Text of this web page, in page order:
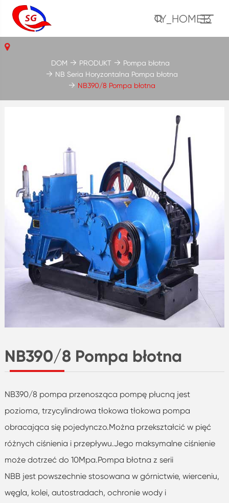
TY_HOME13
NB390/8 Pompa błotna
NB390/8 pompa przenosząca pompę płucną jest
pozioma, trzycylindrowa tłokowa tłokowa pompa
obracająca się pojedynczo.Można przekształcić w pięć
różnych ciśnienia i przepływu.Jego maksymalne ciśnienie
może dotrzeć do 10Mpa.Pompa błotna z serii
NBB jest powszechnie stosowana w górnictwie, wierceniu,
węgla, kolei, autostradach, ochronie wody i
DOM PRODUKT
Pompa błotna
NB Seria Horyzontalna Pompa błotna
NB390/8 Pompa błotna